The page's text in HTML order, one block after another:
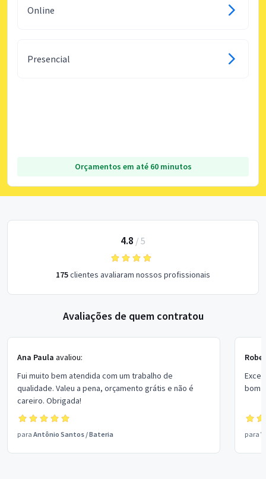
Online
Presencial
Orçamentos em até 60 minutos
4.8 / 5
175clientes avaliaram nossos profissionais
Avaliações de quem contratou
Ana Paula avaliou:
Fui muito bem atendida com um trabalho de
qualidade. Valeu a pena, orçamento grátis e não é
careiro. Obrigada!
para Antônio Santos /Bateria
bom
para